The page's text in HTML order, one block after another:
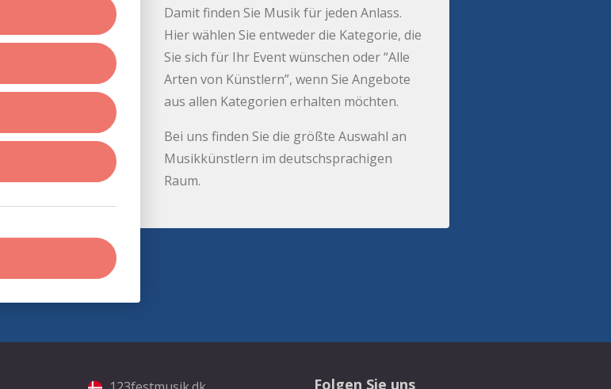
Damit finden Sie Musik für jeden Anlass.
Hier wählen Sie entweder die Kategorie, die
Sie sich für Ihr Event wünschen oder “Alle
Arten von Künstlern”, wenn Sie Angebote
aus allen Kategorien erhalten möchten.
Bei uns finden Sie die größte Auswahl an
Musikkünstlern im deutschsprachigen
Raum.
Folgen Sie uns